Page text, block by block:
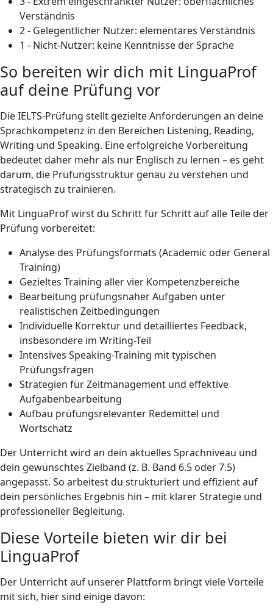
Verständnis
2 - Gelegentlicher Nutzer: elementares Verständnis
1 - Nicht-Nutzer: keine Kenntnisse der Sprache
So bereiten wir dich mit LinguaProf
auf deine Prüfung vor
Die IELTS-Prüfung stellt gezielte Anforderungen an deine
Sprachkompetenz in den Bereichen Listening, Reading,
Writing und Speaking. Eine erfolgreiche Vorbereitung
bedeutet daher mehr als nur Englisch zu lernen – es geht
darum, die Prüfungsstruktur genau zu verstehen und
strategisch zu trainieren.
Mit LinguaProf wirst du Schritt für Schritt auf alle Teile der
Prüfung vorbereitet:
Analyse des Prüfungsformats (Academic oder General
Training)
Gezieltes Training aller vier Kompetenzbereiche
Bearbeitung prüfungsnaher Aufgaben unter
realistischen Zeitbedingungen
Individuelle Korrektur und detailliertes Feedback,
insbesondere im Writing-Teil
Intensives Speaking-Training mit typischen
Prüfungsfragen
Strategien für Zeitmanagement und effektive
Aufgabenbearbeitung
Aufbau prüfungsrelevanter Redemittel und
Wortschatz
Der Unterricht wird an dein aktuelles Sprachniveau und
dein gewünschtes Zielband (z. B. Band 6.5 oder 7.5)
angepasst. So arbeitest du strukturiert und effizient auf
dein persönliches Ergebnis hin – mit klarer Strategie und
professioneller Begleitung.
Diese Vorteile bieten wir dir bei
LinguaProf
Der Unterricht auf unserer Plattform bringt viele Vorteile
mit sich, hier sind einige davon: